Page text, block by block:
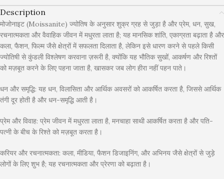
Description
मोजोनाइट (Moissanite) ज्योतिष के अनुसार शुक्र ग्रह से जुड़ा है और प्रेम, धन, सुख,
रचनात्मकता और वैवाहिक जीवन में मधुरता लाता है; यह मानसिक शांति, एकाग्रता बढ़ाता है और
कला, फैशन, फिल्म जैसे क्षेत्रों में सफलता दिलाता है, लेकिन इसे धारण करने से पहले किसी
ज्योतिषी से कुंडली विश्लेषण करवाना ज़रूरी है, क्योंकि यह भौतिक सुखों, आकर्षण और रिश्तों
को मज़बूत करने के लिए पहना जाता है, खासकर जब लोग हीरा नहीं पहन पाते।
धन और समृद्धि: यह धन, विलासिता और आर्थिक अवसरों को आकर्षित करता है, जिससे आर्थिक
तंगी दूर होती है और धन-समृद्धि आती है।
प्रेम और विवाह: प्रेम जीवन में मधुरता लाता है, मनचाहा साथी आकर्षित करता है और पति-
पत्नी के बीच के रिश्ते को मज़बूत करता है।
करियर और रचनात्मकता: कला, मीडिया, फैशन डिजाइनिंग, और अभिनय जैसे क्षेत्रों से जुड़े
लोगों के लिए शुभ है; यह रचनात्मकता और प्रेरणा को बढ़ाता है।